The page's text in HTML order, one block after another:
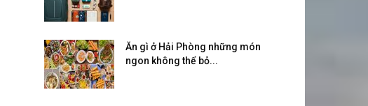
Ăn gì ở Hải Phòng những món
ngon không thể bỏ...